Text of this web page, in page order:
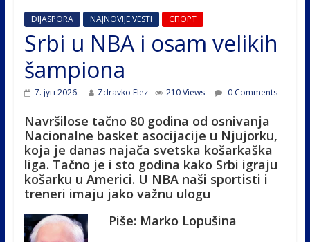
DIJASPORA NAJNOVIJE VESTI СПОРТ
Srbi u NBA i osam velikih
šampiona
7. јун 2026. Zdravko Elez 210 Views 0 Comments
Navršilose tačno 80 godina od osnivanja
Nacionalne basket asocijacije u Njujorku,
koja je danas najača svetska košarkaška
liga. Tačno je i sto godina kako Srbi igraju
košarku u Americi. U NBA naši sportisti i
treneri imaju jako važnu ulogu
Piše: Marko Lopušina